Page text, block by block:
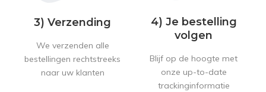
3) Verzending
We verzenden alle
bestellingen rechtstreeks
naar uw klanten
4) Je bestelling
volgen
Blijf op de hoogte met
onze up-to-date
trackinginformatie